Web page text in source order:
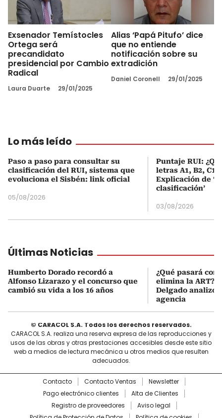
Exsenador Temístocles
Ortega será
precandidato
presidencial por Cambio
Radical
Laura Duarte 29/01/2025
Alias ‘Papá Pitufo’ dice
que no entiende
notificación sobre su
extradición
Daniel Coronell 29/01/2025
Lo más leído
Paso a paso para consultar su
clasificación del RUI, sistema que
evoluciona el Sisbén: link oficial
05/08/2026
Puntaje RUI:
letras A1, B2, C1
Explicación de
clasificación’
03/08/2026
Últimas Noticias
Humberto Dorado recordó a
Alfonso Lizarazo y el concurso que
cambió su vida a los 16 años
¿Qué pasará con
elimina la ART?
Delgado analizó
agencia
© CARACOL S.A. Todos los derechos reservados.
CARACOL S.A. realiza una reserva expresa de las reproducciones y
usos de las obras y otras prestaciones accesibles desde este sitio
web a medios de lectura mecánica u otros medios que resulten
adecuados.
Contacto Contacto Ventas
Newsletter
Pago electrónico clientes
Alta de Clientes
Registro de proveedores
Aviso legal